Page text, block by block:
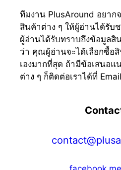
ทีมงาน PlusAround อยาก
สินค้าต่าง ๆ ให้ผู้อ่านได้รับ
ผู้อ่านได้รับทราบถึงข้อมูลสิ
ว่า คุณผู้อ่านจะได้เลือกซื้อ
เองมากที่สุด ถ้ามีข้อเสนอแ
ต่าง ๆ ก็ติดต่อเราได้ที่